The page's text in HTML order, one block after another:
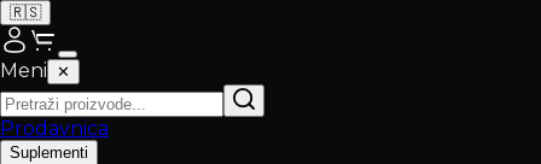
🇷🇸
Meni ✕
Prodavnica
Suplementi